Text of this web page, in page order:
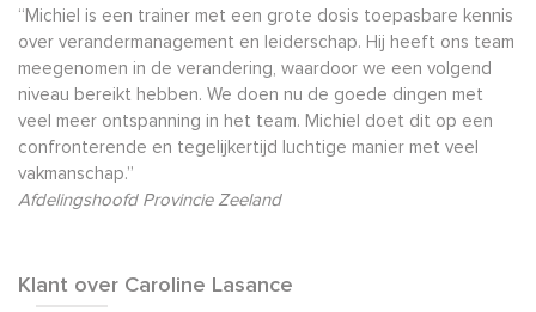
“Michiel is een trainer met een grote dosis toepasbare kennis
over verandermanagement en leiderschap. Hij heeft ons team
meegenomen in de verandering, waardoor we een volgend
niveau bereikt hebben. We doen nu de goede dingen met
veel meer ontspanning in het team. Michiel doet dit op een
confronterende en tegelijkertijd luchtige manier met veel
vakmanschap.”
Afdelingshoofd Provincie Zeeland
Klant over Caroline Lasance